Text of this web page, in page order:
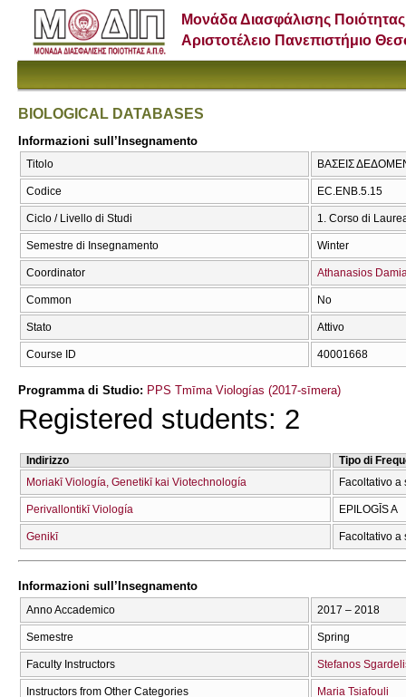
Μονάδα Διασφάλισης Ποιότητας
Αριστοτέλειο Πανεπιστήμιο
BIOLOGICAL DATABASES
Informazioni sull’Insegnamento
Titolo ΒΑΣΕΙΣ
Codice EC.ENB.5.15
Ciclo / Livello di Studi 1. Corso di
Semestre di Insegnamento Winter
Coordinator Athanasios
Common No
Stato Attivo
Course ID 40001668
Programma di Studio: PPS Tmīma Viologías (2017-sīmera)
Registered students: 2
Indirizzo
Tipo di
Moriakī Viología, Genetikī kai Viotechnología
Facoltativo a
Perivallontikī Viología EPILOGĪS A
Genikī Facoltativo a
Informazioni sull’Insegnamento
Anno Accademico 2017 – 2018
Semestre Spring
Faculty Instructors Stefanos
Instructors from Other Categories Maria Tsiafouli